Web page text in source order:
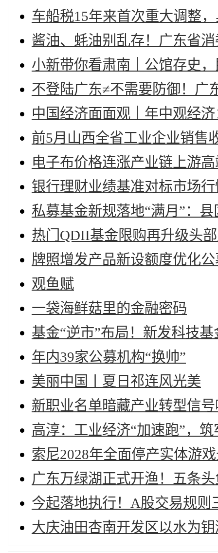
车船税15年来首次重大调整
酱油、蚝油别乱存！广东省
小新带你看肃南｜公馆存史
不登陆广东≠不需要防御！广
中国经济面面观｜年中观经
前5月山西全省工业企业销售
电子布价格连涨产业链上游
银行理财业绩基准对标市场
私募基金新规落地“满月”：
热门QDII基金限购再升级头
牌照增发产品新设额度优化
观鱼赋
一袋海鲜菇里的金融密码
基金“逆市”布局！新发科技
年内39家公募机构“换帅”
美丽中国丨夏日祁连风光美
新职业名单暗藏产业转型信
高淳：工业经济“加速跑”，筑
索尼2028年全面停产实体游
广东万绿湖正式开渔！五条
今起落地执行！A股交易规则
大庆油田杏南开发区以水为